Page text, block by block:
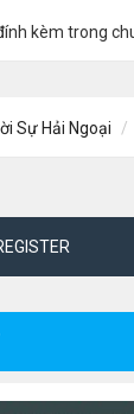
kèm trong
Sự Hải Ngoại